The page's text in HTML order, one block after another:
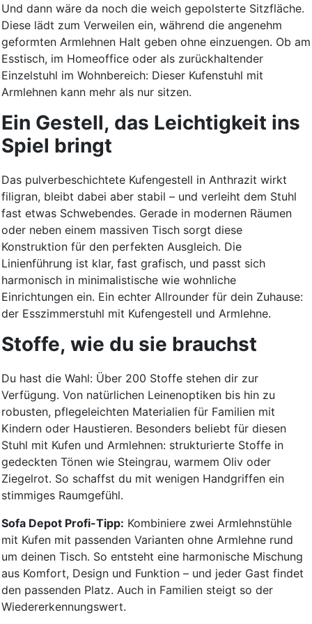
Und dann wäre da noch die weich gepolsterte Sitzfläche.
Diese lädt zum Verweilen ein, während die angenehm
geformten Armlehnen Halt geben ohne einzuengen. Ob am
Esstisch, im Homeoffice oder als zurückhaltender
Einzelstuhl im Wohnbereich: Dieser Kufenstuhl mit
Armlehnen kann mehr als nur sitzen.
Ein Gestell, das Leichtigkeit ins
Spiel bringt
Das pulverbeschichtete Kufengestell in Anthrazit wirkt
filigran, bleibt dabei aber stabil – und verleiht dem Stuhl
fast etwas Schwebendes. Gerade in modernen Räumen
oder neben einem massiven Tisch sorgt diese
Konstruktion für den perfekten Ausgleich. Die
Linienführung ist klar, fast grafisch, und passt sich
harmonisch in minimalistische wie wohnliche
Einrichtungen ein. Ein echter Allrounder für dein Zuhause:
der Esszimmerstuhl mit Kufengestell und Armlehne.
Stoffe, wie du sie brauchst
Du hast die Wahl: Über 200 Stoffe stehen dir zur
Verfügung. Von natürlichen Leinenoptiken bis hin zu
robusten, pflegeleichten Materialien für Familien mit
Kindern oder Haustieren. Besonders beliebt für diesen
Stuhl mit Kufen und Armlehnen: strukturierte Stoffe in
gedeckten Tönen wie Steingrau, warmem Oliv oder
Ziegelrot. So schaffst du mit wenigen Handgriffen ein
stimmiges Raumgefühl.
Sofa Depot Profi-Tipp: Kombiniere zwei Armlehnstühle
mit Kufen mit passenden Varianten ohne Armlehne rund
um deinen Tisch. So entsteht eine harmonische Mischung
aus Komfort, Design und Funktion – und jeder Gast findet
den passenden Platz. Auch in Familien steigt so der
Wiedererkennungswert.